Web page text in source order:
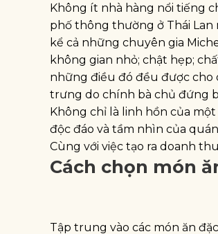
Không ít nhà hàng nổi tiếng
phố thông thường ở Thái
kể cả những chuyên gia
không gian nhỏ; chật hẹp;
những điều đó đều được cho
trưng do chính bà chủ đứng
Không chỉ là linh hồn của
độc đáo và tầm nhìn của
Cùng với việc tạo ra doanh
Cách chọn món
Tập trung vào các món ăn